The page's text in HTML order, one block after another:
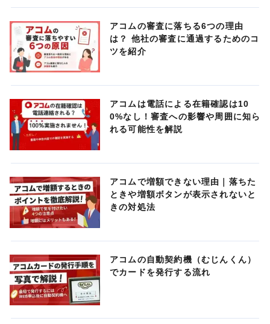
アコムの審査に落ちる6つの理由
は？ 他社の審査に通過するためのコ
ツを紹介
アコムは電話による在籍確認は10
0%なし！審査への影響や周囲に知ら
れる可能性を解説
アコムで増額できない理由｜落ちた
ときや増額ボタンが表示されないと
きの対処法
アコムの自動契約機（むじんくん）
でカードを発行する流れ